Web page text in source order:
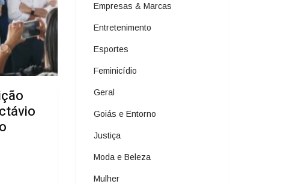
Empresas & Marcas
Entretenimento
Esportes
Feminicídio
Geral
Goiás e Entorno
Justiça
Moda e Beleza
Mulher